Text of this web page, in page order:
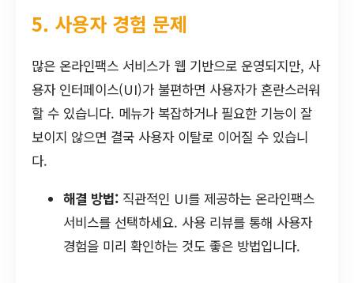
5. 사용자 경험 문제
많은 온라인팩스 서비스가 웹 기반으로 운영되지만, 사
용자 인터페이스(UI)가 불편하면 사용자가 혼란스러워
할 수 있습니다. 메뉴가 복잡하거나 필요한 기능이 잘
보이지 않으면 결국 사용자 이탈로 이어질 수 있습니
다.
해결 방법: 직관적인 UI를 제공하는 온라인팩스
서비스를 선택하세요. 사용 리뷰를 통해 사용자
경험을 미리 확인하는 것도 좋은 방법입니다.